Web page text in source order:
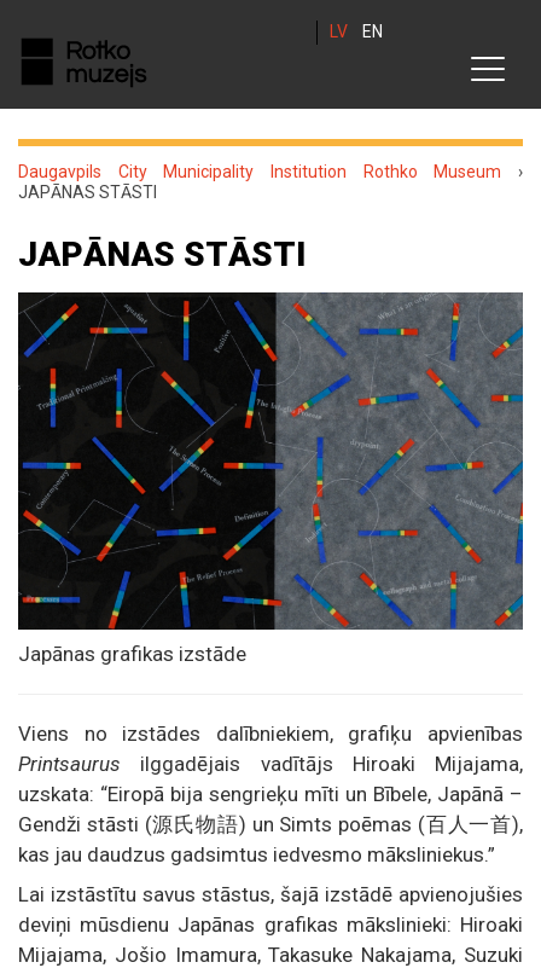
LV EN
Daugavpils City Municipality Institution Rothko Museum ›
JAPĀNAS STĀSTI
JAPĀNAS STĀSTI
Japānas grafikas izstāde
Viens no izstādes dalībniekiem, grafiķu apvienības
Printsaurus ilggadējais vadītājs Hiroaki Mijajama,
uzskata: “Eiropā bija sengrieķu mīti un Bībele, Japānā –
Gendži stāsti (源氏物語) un Simts poēmas (百人一首),
kas jau daudzus gadsimtus iedvesmo māksliniekus.”
Lai izstāstītu savus stāstus, šajā izstādē apvienojušies
deviņi mūsdienu Japānas grafikas mākslinieki: Hiroaki
Mijajama, Jošio Imamura, Takasuke Nakajama, Suzuki